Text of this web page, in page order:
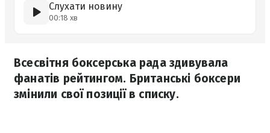
Слухати новину
00:18 хв
Всесвітня боксерська рада здивувала
фанатів рейтингом. Британські боксери
змінили свої позиції в списку.